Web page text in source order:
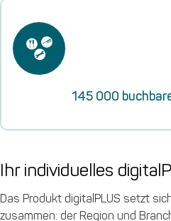
145 000
Ihr individuelles
Das Produkt digitalPLUS setzt
zusammen: der Region und